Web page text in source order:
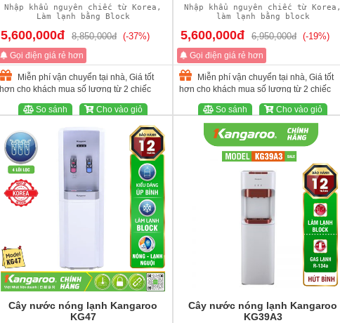
Nhập khẩu nguyên chiếc từ Korea,
Làm lạnh bằng Block
5,600,000đ 8,850,000đ (-37%)
Gọi điện giá rẻ hơn
Miễn phí vận chuyển tại nhà, Giá tốt
hơn cho khách mua số lượng từ 2 chiếc
So sánh Cho vào giỏ
Nhập khẩu nguyên chiếc từ Korea,
làm lạnh bằng block
5,600,000đ 6,950,000đ (-19%)
Gọi điện giá rẻ hơn
Miễn phí vận chuyển tại nhà, Giá tốt
hơn cho khách mua số lượng từ 2 chiếc
So sánh Cho vào giỏ
Cây nước nóng lạnh Kangaroo
KG47
Cây nước nóng lạnh Kangaroo
KG39A3